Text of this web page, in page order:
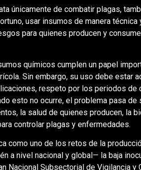
únicamente de combatir plagas,
usar insumos de manera
para quienes producen y
químicos cumplen un papel
Sin embargo, su uso debe estar
respeto por los periodos de
esto no ocurre, el problema pasa
la salud de quienes producen, la
controlar plagas y enfermedades.
como uno de los retos de la
a nivel nacional y global— la baja
Nacional Subsectorial de Vigilancia